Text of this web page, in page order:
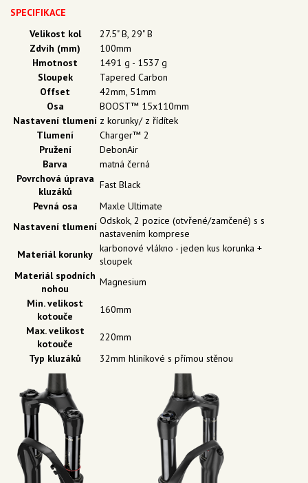
SPECIFIKACE
Velikost kol
27.5" B, 29" B
Zdvih (mm)
100mm
Hmotnost
1491 g - 1537 g
Sloupek
Tapered Carbon
Offset
42mm, 51mm
Osa
BOOST™ 15x110mm
Nastavení tlumení z korunky/ z řídítek
Tlumení
Charger™ 2
Pružení
DebonAir
Barva
matná černá
Povrchová úprava
kluzáků
Fast Black
Pevná osa
Maxle Ultimate
Nastavení tlumení Odskok, 2 pozice (otvřené/zamčené) s s
nastavením komprese
Materiál korunky karbonové vlákno - jeden kus korunka +
sloupek
Materiál spodních
nohou
Magnesium
Min. velikost
kotouče
160mm
Max. velikost
kotouče
220mm
Typ kluzáků
32mm hliníkové s přímou stěnou